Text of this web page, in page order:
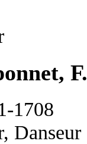
F.
1708
Danseur